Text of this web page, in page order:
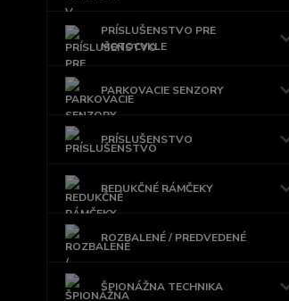
PRÍSLUŠENSTVO PRE
MOTOCYKLE
PARKOVACIE SENZORY
PRÍSLUŠENSTVO
REDUKČNÉ RÁMČEKY
ROZBALENÉ / PREDVEDENÉ
ŠPIONÁŽNA TECHNIKA